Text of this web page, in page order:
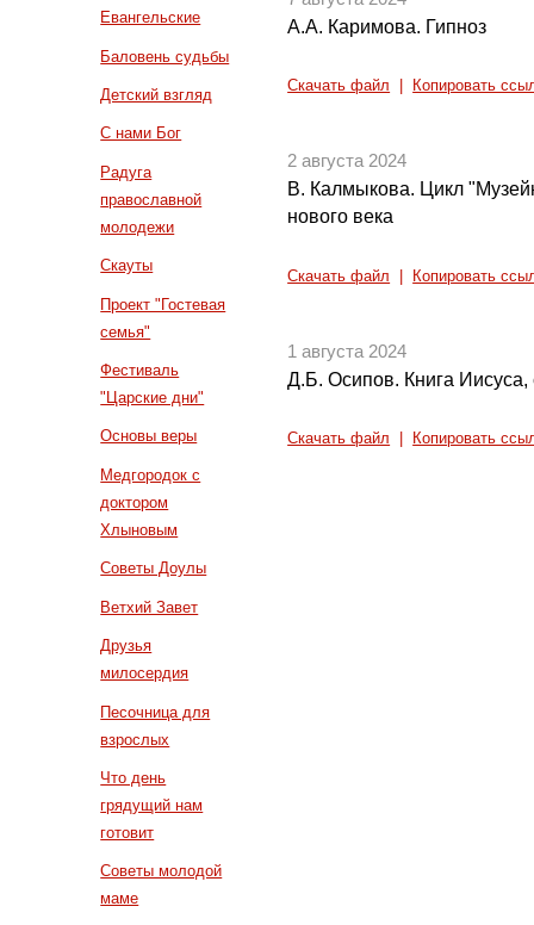
Евангельские
Баловень судьбы
Детский взгляд
С нами Бог
Радуга
православной
молодежи
Скауты
Проект "Гостевая
семья"
Фестиваль
"Царские дни"
Основы веры
Медгородок с
доктором
Хлыновым
Советы Доулы
Ветхий Завет
Друзья
милосердия
Песочница для
взрослых
Что день
грядущий нам
готовит
Советы молодой
маме
А.А. Каримова. Гипноз
Скачать файл Копировать
2 августа 2024
В. Калмыкова. Цикл
нового века
Скачать файл Копировать
1 августа 2024
Д.Б. Осипов. Книга
Скачать файл Копировать